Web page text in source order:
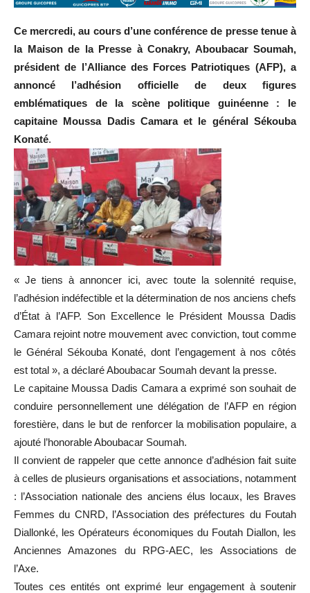
Ce mercredi, au cours d’une conférence de presse tenue à
la Maison de la Presse à Conakry, Aboubacar Soumah,
président de l’Alliance des Forces Patriotiques (AFP), a
annoncé l’adhésion officielle de deux figures
emblématiques de la scène politique guinéenne : le
capitaine Moussa Dadis Camara et le général Sékouba
Konaté.
« Je tiens à annoncer ici, avec toute la solennité requise,
l’adhésion indéfectible et la détermination de nos anciens chefs
d’État à l’AFP. Son Excellence le Président Moussa Dadis
Camara rejoint notre mouvement avec conviction, tout comme
le Général Sékouba Konaté, dont l’engagement à nos côtés
est total », a déclaré Aboubacar Soumah devant la presse.
Le capitaine Moussa Dadis Camara a exprimé son souhait de
conduire personnellement une délégation de l’AFP en région
forestière, dans le but de renforcer la mobilisation populaire, a
ajouté l’honorable Aboubacar Soumah.
Il convient de rappeler que cette annonce d’adhésion fait suite
à celles de plusieurs organisations et associations, notamment
: l’Association nationale des anciens élus locaux, les Braves
Femmes du CNRD, l’Association des préfectures du Foutah
Diallonké, les Opérateurs économiques du Foutah Diallon, les
Anciennes Amazones du RPG-AEC, les Associations de
l’Axe.
Toutes ces entités ont exprimé leur engagement à soutenir